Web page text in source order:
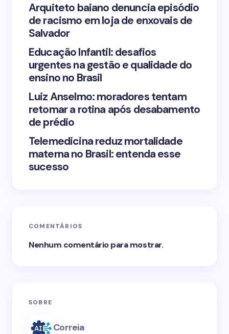
Save my name and email in this browser for the
Submit Comment
Arquiteto baiano denuncia episódio
de racismo em loja de enxovais de
Salvador
Educação Infantil: desafios
urgentes na gestão e qualidade do
ensino no Brasil
Luiz Anselmo: moradores tentam
retomar a rotina após desabamento
de prédio
Telemedicina reduz mortalidade
materna no Brasil: entenda esse
sucesso
COMENTÁRIOS
Nenhum comentário para mostrar.
SOBRE
Correia